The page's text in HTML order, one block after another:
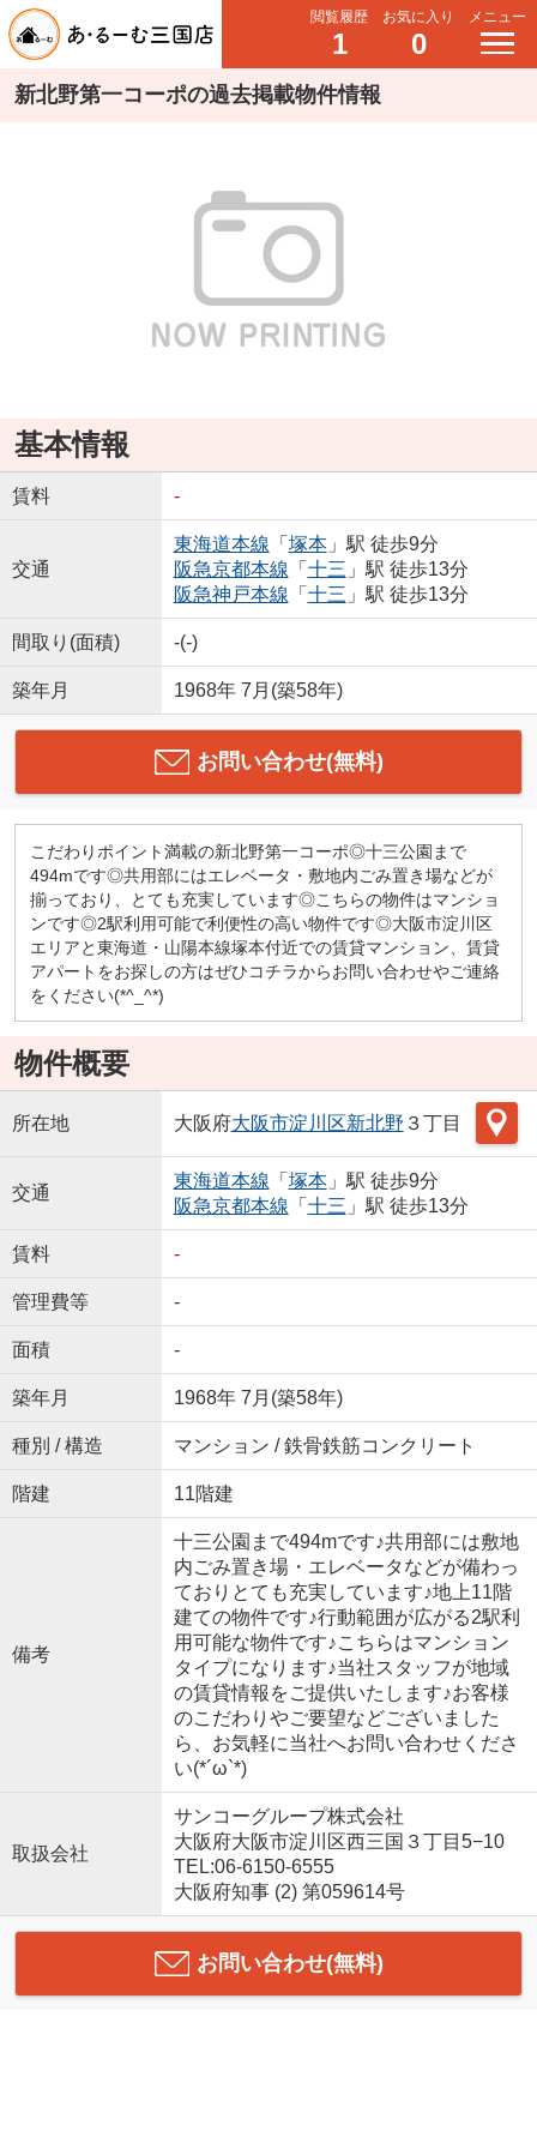
閲覧履歴
1
お気に入り
0
メニュー
新北野第一コーポの過去掲載物件情報
基本情報
賃料 -
交通
東海道本線 「 塚本」駅 徒歩9分
阪急京都本線 「 十三 」駅 徒歩13分
阪急神戸本線 「 十三 」駅 徒歩13分
間取り(面積) -(-)
築年月 1968年 7月(築58年)
お問い合わせ(無料)
こだわりポイント満載の新北野第一コーポ◎十三公園まで
494mです◎共用部にはエレベータ・敷地内ごみ置き場などが
揃っており、とても充実しています◎こちらの物件はマンショ
ンです◎2駅利用可能で利便性の高い物件です◎大阪市淀川区
エリアと東海道・山陽本線塚本付近での賃貸マンション、賃貸
アパートをお探しの方はぜひコチラからお問い合わせやご連絡
をください(*^_^*)
物件概要
所在地 大阪府大阪市淀川区新北野 ３丁目
交通
東海道本線 「 塚本」駅 徒歩9分
阪急京都本線 「 十三 」駅 徒歩13分
賃料 -
管理費等 -
面積 -
築年月 1968年 7月(築58年)
種別 / 構造 マンション / 鉄骨鉄筋コンクリート
階建 11階建
備考
十三公園まで494mです♪共用部には敷地
内ごみ置き場・エレベータなどが備わっ
ておりとても充実しています♪地上11階
建ての物件です♪行動範囲が広がる2駅利
用可能な物件です♪こちらはマンション
タイプになります♪当社スタッフが地域
の賃貸情報をご提供いたします♪お客様
のこだわりやご要望などございました
ら、お気軽に当社へお問い合わせくださ
い(*´ω`*)
取扱会社
サンコーグループ株式会社
大阪府大阪市淀川区西三国３丁目5−10
TEL:06-6150-6555
大阪府知事 (2) 第059614号
お問い合わせ(無料)